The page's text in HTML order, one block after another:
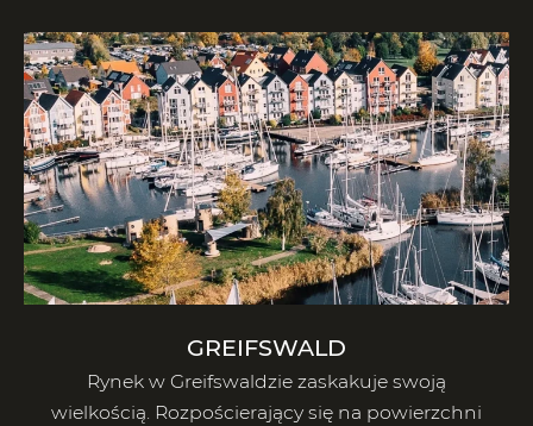
GREIFSWALD
Rynek w Greifswaldzie zaskakuje swoją
wielkością. Rozpościerający się na powierzchni